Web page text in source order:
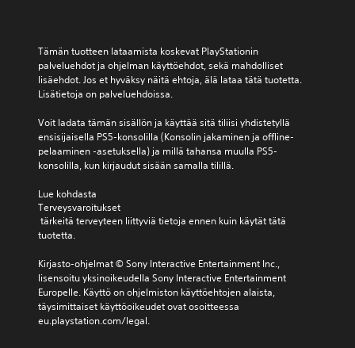
Tämän tuotteen lataamista koskevat PlayStationin
palveluehdot ja ohjelman käyttöehdot, sekä mahdolliset
lisäehdot. Jos et hyväksy näitä ehtoja, älä lataa tätä tuotetta.
Lisätietoja on palveluehdoissa.
Voit ladata tämän sisällön ja käyttää sitä tiliisi yhdistetyllä
ensisijaisella PS5-konsolilla (Konsolin jakaminen ja offline-
pelaaminen -asetuksella) ja millä tahansa muulla PS5-
konsolilla, kun kirjaudut sisään samalla tilillä.
Lue kohdasta
Terveysvaroitukset
tuotetta.
Kirjasto-ohjelmat © Sony Interactive Entertainment Inc.,
lisensoitu yksinoikeudella Sony Interactive Entertainment
Europelle. Käyttö on ohjelmiston käyttöehtojen alaista,
täysimittaiset käyttöoikeudet ovat osoitteessa
eu.playstation.com/legal.